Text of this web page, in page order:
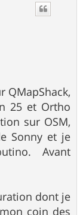
QMapShack,
25 et Ortho
sur OSM,
Sonny et je
Avant
dont je
coin des